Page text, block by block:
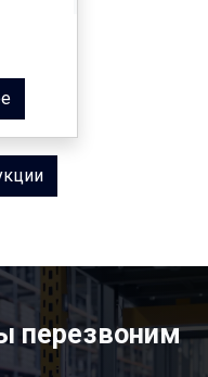
перезвоним